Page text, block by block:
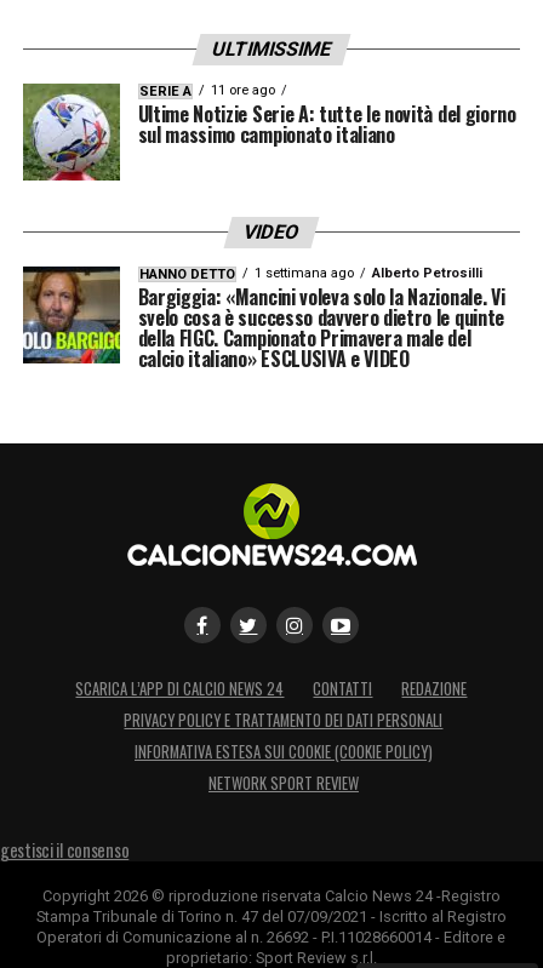
Casadei 6.5, Asllani 5 (dal 71’ Tameze 5.5),
Nkounkou 5 (dal 70′ Biraghi 5); Ngonge 7,
Simeone 5.5 (dall’87 Njie SV), Vlasic 5
(dall’87 Aboukhlal SV).
LA PLAYLIST DELLE NOSTRE TOP NEWS
ULTIMISSIME
SERIE A 11 ore ago
Ultime Notizie Serie A: tutte le novità del giorno
sul massimo campionato italiano
VIDEO
HANNO DETTO 1 settimana ago Alberto Petrosilli
Bargiggia: «Mancini voleva solo la Nazionale. Vi
svelo cosa è successo davvero dietro le quinte
della FIGC. Campionato Primavera male del
calcio italiano» ESCLUSIVA e VIDEO
SCARICA L’APP DI CALCIO NEWS 24 CONTATTI
REDAZIONE
PRIVACY POLICY E TRATTAMENTO DEI DATI PERSONALI
INFORMATIVA ESTESA SUI COOKIE (COOKIE POLICY)
NETWORK SPORT REVIEW
gestisci il consenso
Copyright 2026 © riproduzione riservata Calcio News 24 -Registro
Stampa Tribunale di Torino n. 47 del 07/09/2021 - Iscritto al Registro
Operatori di Comunicazione al n. 26692 - P.I.11028660014 - Editore e
proprietario: Sport Review s.r.l.